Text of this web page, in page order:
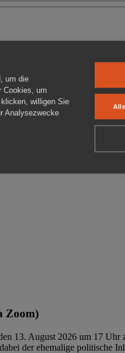
Zoom)
13. August 2026 um 17
der ehemalige politische
um die
Cookies, um
willigen Sie
Analysezwecke